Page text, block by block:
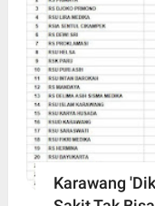
Karawang